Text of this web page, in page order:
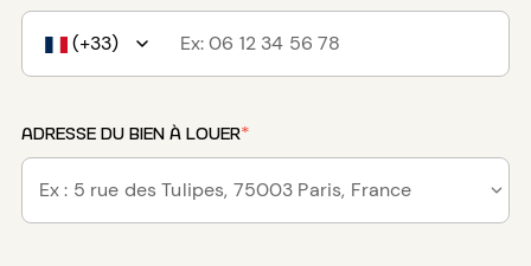
(+33)
ADRESSE DU BIEN À LOUER*
Ex : 5 rue des Tulipes, 75003 Paris, France